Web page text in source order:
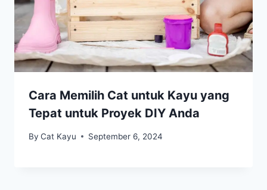
Cara Memilih Cat untuk Kayu yang
Tepat untuk Proyek DIY Anda
By Cat Kayu September 6, 2024